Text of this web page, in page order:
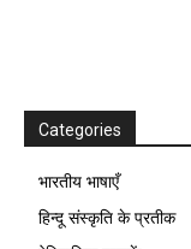
Categories
भारतीय भाषाएँ
हिन्दू संस्कृति के प्रतीक